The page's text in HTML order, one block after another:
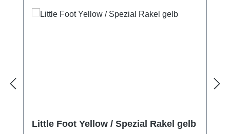
Little Foot Yellow / Spezial Rakel gelb